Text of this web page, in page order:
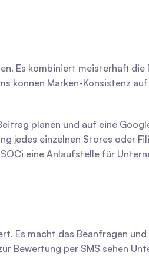
Es kombiniert meisterhaft die
können Marken-Konsistenz
planen und auf eine
jedes einzelnen Stores oder
eine Anlaufstelle für
Es macht das Beanfragen und
Bewertung per SMS sehen